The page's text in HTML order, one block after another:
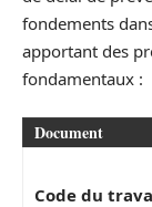
fondements
apportant des
fondamentaux :
Document
Code du